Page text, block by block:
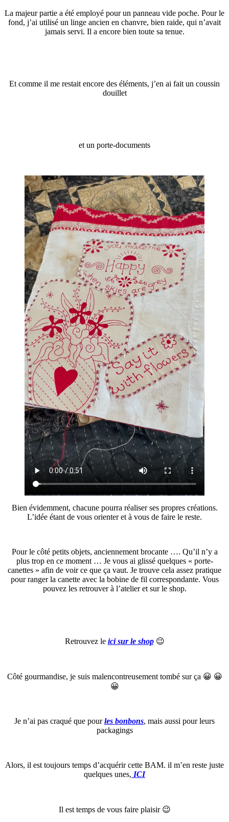
La majeur partie a été employé pour un panneau vide poche. Pour le
fond, j’ai utilisé un linge ancien en chanvre, bien raide, qui n’avait
jamais servi. Il a encore bien toute sa tenue.
Et comme il me restait encore des éléments, j’en ai fait un coussin
douillet
et un porte-documents
Bien évidemment, chacune pourra réaliser ses propres créations.
L’idée étant de vous orienter et à vous de faire le reste.
Pour le côté petits objets, anciennement brocante …. Qu’il n’y a
plus trop en ce moment … Je vous ai glissé quelques « porte-
canettes » afin de voir ce que ça vaut. Je trouve cela assez pratique
pour ranger la canette avec la bobine de fil correspondante. Vous
pouvez les retrouver à l’atelier et sur le shop.
Retrouvez le ici sur le shop😉
Côté gourmandise, je suis malencontreusement tombé sur ça 😀 😀
😀
Je n’ai pas craqué que pourles bonbons, mais aussi pour leurs
packagings
Alors, il est toujours temps d’acquérir cette BAM. il m’en reste juste
quelques unes, ICI
Il est temps de vous faire plaisir 😉